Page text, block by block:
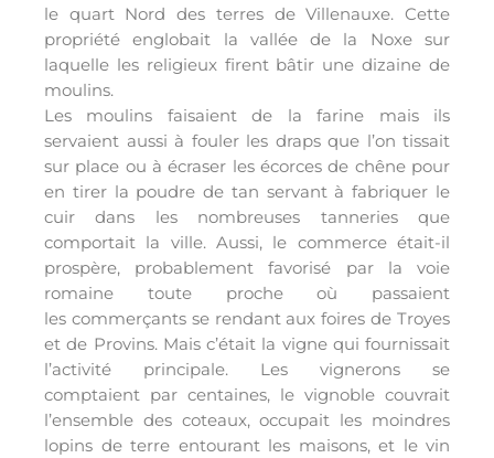
le quart Nord des terres de Villenauxe. Cette
propriété englobait la vallée de la Noxe sur
laquelle les religieux firent bâtir une dizaine de
moulins.
Les moulins faisaient de la farine mais ils
servaient aussi à fouler les draps que l’on tissait
sur place ou à écraser les écorces de chêne pour
en tirer la poudre de tan servant à fabriquer le
cuir dans les nombreuses tanneries que
comportait la ville. Aussi, le commerce était-il
prospère, probablement favorisé par la voie
romaine toute proche où passaient
les commerçants se rendant aux foires de Troyes
et de Provins. Mais c’était la vigne qui fournissait
l’activité principale. Les vignerons se
comptaient par centaines, le vignoble couvrait
l’ensemble des coteaux, occupait les moindres
lopins de terre entourant les maisons, et le vin